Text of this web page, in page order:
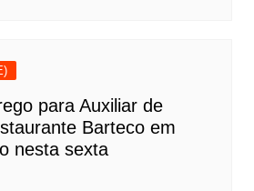
para Auxiliar de
Barteco em
nesta sexta